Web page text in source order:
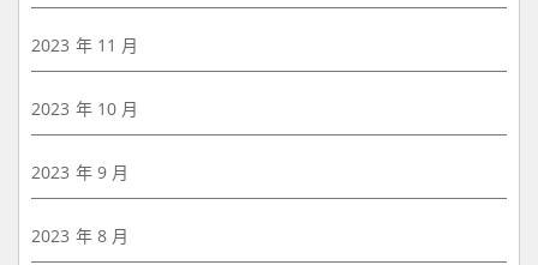
2023 年 11 月
2023 年 10 月
2023 年 9 月
2023 年 8 月